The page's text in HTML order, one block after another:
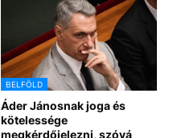
BELFÖLD
Áder Jánosnak joga és
kötelessége
megkérdőjelezni, szóvá